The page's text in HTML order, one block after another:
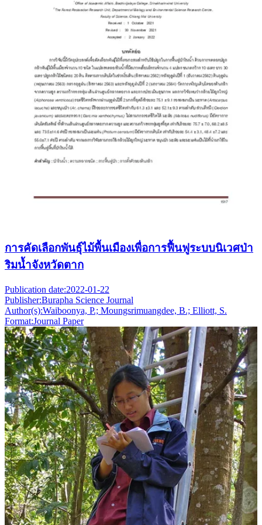
การคัดเลือกพันธุ์ไม้พื้นเมืองเพื่อการฟื้นฟูระบบนิเวศป่า
ริมน้ำจังหวัดตาก
Publication date:2022-01-22
Publisher:Burapha Science Journal
Author(s):Waiboonya, P.; Moungsrimuangdee, B.; Elliott, S.
Format:Journal Paper